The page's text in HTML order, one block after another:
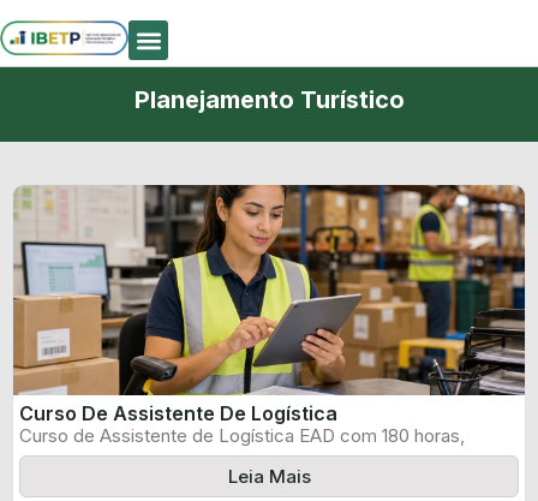
Planejamento Turístico
Curso De Assistente De Logística
Curso de Assistente de Logística EAD com 180 horas,
certificado informado pelo produtor ...
Leia Mais